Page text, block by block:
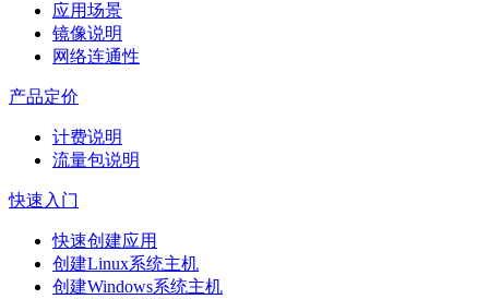
应用场景
镜像说明
网络连通性
产品定价
计费说明
流量包说明
快速入门
快速创建应用
创建Linux系统主机
创建Windows系统主机